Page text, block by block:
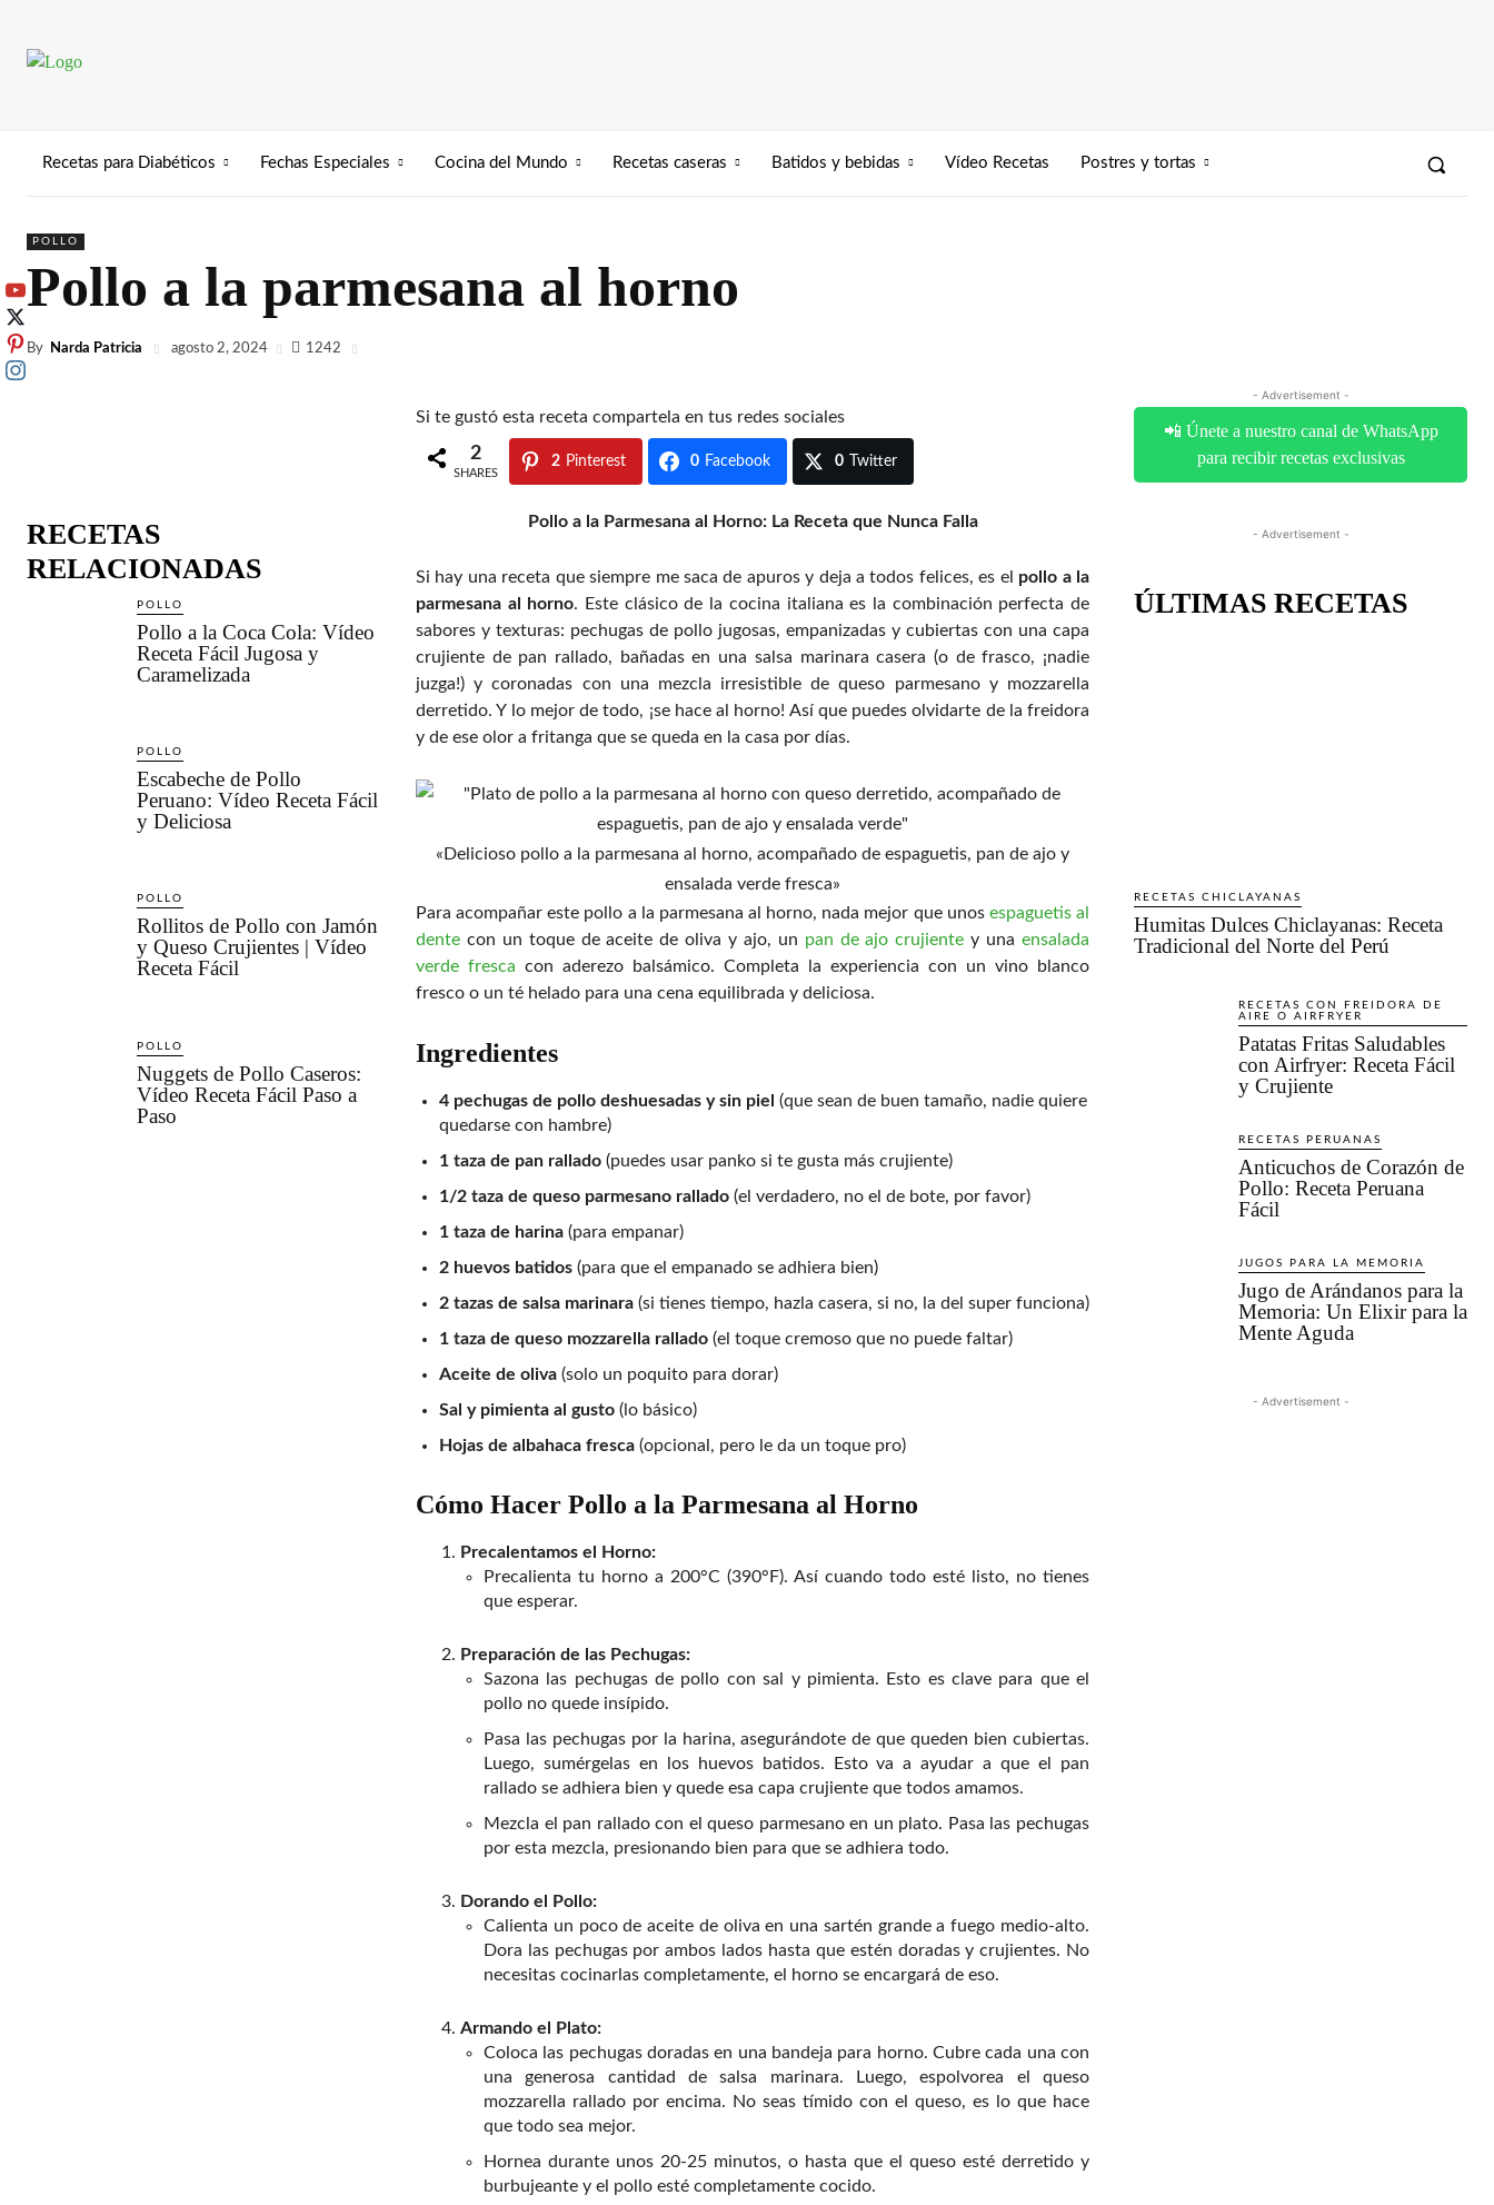
Recetas para Diabéticos Fechas Especiales Cocina del Mundo Recetas caseras Batidos y bebidas Vídeo Recetas Postres y tortas
POLLO
Pollo a la parmesana al horno
By Narda Patricia agosto 2, 2024 1242
RECETAS
RELACIONADAS
POLLO
Pollo a la Coca Cola: Vídeo
Receta Fácil Jugosa y
Caramelizada
POLLO
Escabeche de Pollo
Peruano: Vídeo Receta Fácil
y Deliciosa
POLLO
Rollitos de Pollo con Jamón
y Queso Crujientes | Vídeo
Receta Fácil
POLLO
Nuggets de Pollo Caseros:
Vídeo Receta Fácil Paso a
Paso
Si te gustó esta receta compartela en tus redes sociales
2
SHARES
2 Pinterest 0 Facebook 0 Twitter
Pollo a la Parmesana al Horno: La Receta que Nunca Falla
Si hay una receta que siempre me saca de apuros y deja a todos felices, es el pollo a la
parmesana al horno. Este clásico de la cocina italiana es la combinación perfecta de
sabores y texturas: pechugas de pollo jugosas, empanizadas y cubiertas con una capa
crujiente de pan rallado, bañadas en una salsa marinara casera (o de frasco, ¡nadie
juzga!) y coronadas con una mezcla irresistible de queso parmesano y mozzarella
derretido. Y lo mejor de todo, ¡se hace al horno! Así que puedes olvidarte de la freidora
y de ese olor a fritanga que se queda en la casa por días.
«Delicioso pollo a la parmesana al horno, acompañado de espaguetis, pan de ajo y
ensalada verde fresca»
Para acompañar este pollo a la parmesana al horno, nada mejor que unos espaguetis al
dente con un toque de aceite de oliva y ajo, un pan de ajo crujiente y unaensalada
verde fresca con aderezo balsámico. Completa la experiencia con un vino blanco
fresco o un té helado para una cena equilibrada y deliciosa.
Ingredientes
4 pechugas de pollo deshuesadas y sin piel (que sean de buen tamaño, nadie quiere
quedarse con hambre)
1 taza de pan rallado (puedes usar panko si te gusta más crujiente)
1/2 taza de queso parmesano rallado (el verdadero, no el de bote, por favor)
1 taza de harina (para empanar)
2 huevos batidos (para que el empanado se adhiera bien)
2 tazas de salsa marinara (si tienes tiempo, hazla casera, si no, la del super funciona)
1 taza de queso mozzarella rallado (el toque cremoso que no puede faltar)
Aceite de oliva (solo un poquito para dorar)
Sal y pimienta al gusto (lo básico)
Hojas de albahaca fresca (opcional, pero le da un toque pro)
Cómo Hacer Pollo a la Parmesana al Horno
Precalentamos el Horno:
Precalienta tu horno a 200°C (390°F). Así cuando todo esté listo, no tienes
que esperar.
Preparación de las Pechugas:
Sazona las pechugas de pollo con sal y pimienta. Esto es clave para que el
pollo no quede insípido.
Pasa las pechugas por la harina, asegurándote de que queden bien cubiertas.
Luego, sumérgelas en los huevos batidos. Esto va a ayudar a que el pan
rallado se adhiera bien y quede esa capa crujiente que todos amamos.
Mezcla el pan rallado con el queso parmesano en un plato. Pasa las pechugas
por esta mezcla, presionando bien para que se adhiera todo.
Dorando el Pollo:
Calienta un poco de aceite de oliva en una sartén grande a fuego medio-alto.
Dora las pechugas por ambos lados hasta que estén doradas y crujientes. No
necesitas cocinarlas completamente, el horno se encargará de eso.
Armando el Plato:
Coloca las pechugas doradas en una bandeja para horno. Cubre cada una con
una generosa cantidad de salsa marinara. Luego, espolvorea el queso
mozzarella rallado por encima. No seas tímido con el queso, es lo que hace
que todo sea mejor.
Hornea durante unos 20-25 minutos, o hasta que el queso esté derretido y
burbujeante y el pollo esté completamente cocido.
- Advertisement -
📲 Únete a nuestro canal de WhatsApp
para recibir recetas exclusivas
- Advertisement -
ÚLTIMAS RECETAS
RECETAS CHICLAYANAS
Humitas Dulces Chiclayanas: Receta
Tradicional del Norte del Perú
RECETAS CON FREIDORA DE
AIRE O AIRFRYER
Patatas Fritas Saludables
con Airfryer: Receta Fácil
y Crujiente
RECETAS PERUANAS
Anticuchos de Corazón de
Pollo: Receta Peruana
Fácil
JUGOS PARA LA MEMORIA
Jugo de Arándanos para la
Memoria: Un Elixir para la
Mente Aguda
- Advertisement -